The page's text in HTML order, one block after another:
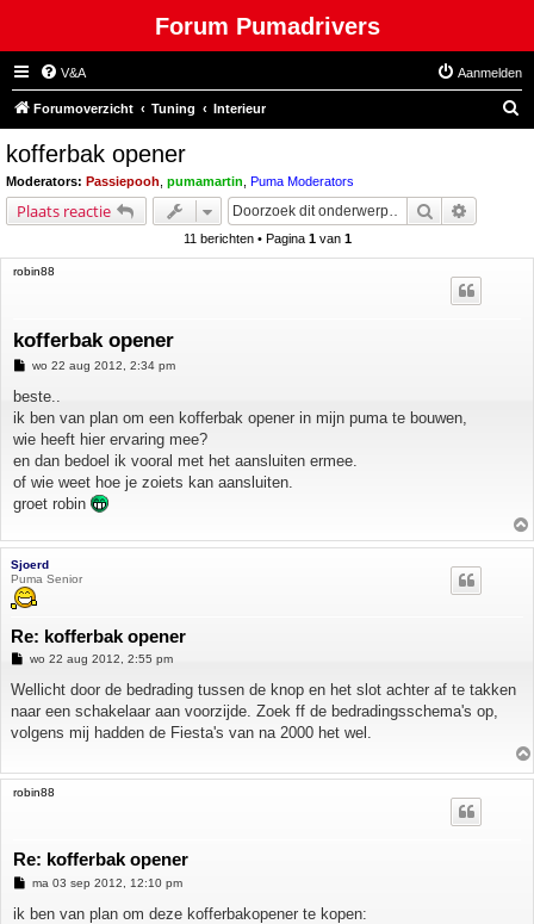
Forum Pumadrivers
V&A Aanmelden
Forumoverzicht Tuning Interieur
kofferbak opener
Moderators: Passiepooh pumamartin Puma Moderators
Plaats reactie Zoek
11 berichten • Pagina 1van 1
robin88
kofferbak opener
B
r
c
h
wo 22 aug 2012, 2:34 pm
beste..
ik ben van plan om een kofferbak opener in mijn puma te bouwen,
wie heeft hier ervaring mee?
en dan bedoel ik vooral met het aansluiten ermee.
of wie weet hoe je zoiets kan aansluiten.
groet robin
Sjoerd
Puma Senior
Re: kofferbak opener
B
r
c
h
wo 22 aug 2012, 2:55 pm
Wellicht door de bedrading tussen de knop en het slot achter af te takken
naar een schakelaar aan voorzijde. Zoek ff de bedradingsschema's op,
volgens mij hadden de Fiesta's van na 2000 het wel.
robin88
Re: kofferbak opener
B
r
ma 03 sep 2012, 12:10 pm
ik ben van plan om deze kofferbakopener te kopen: